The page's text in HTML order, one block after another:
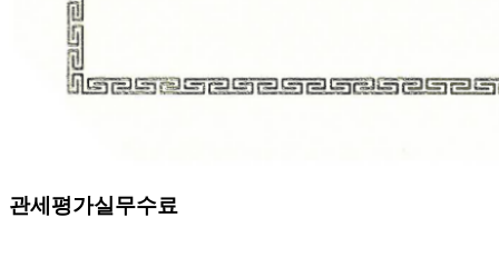
관세평가실무수료